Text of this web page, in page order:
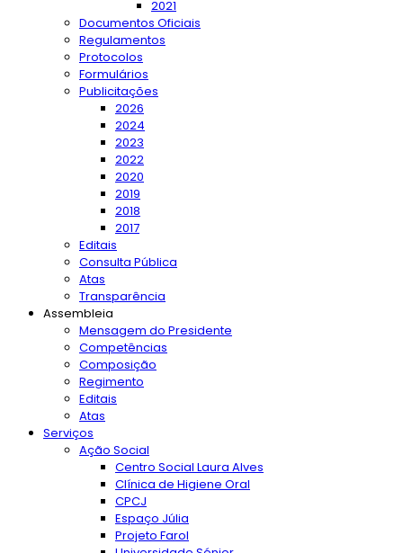
2021
Documentos Oficiais
Regulamentos
Protocolos
Formulários
Publicitações
2026
2024
2023
2022
2020
2019
2018
2017
Editais
Consulta Pública
Atas
Transparência
Assembleia
Mensagem do Presidente
Competências
Composição
Regimento
Editais
Atas
Serviços
Ação Social
Centro Social Laura Alves
Clínica de Higiene Oral
CPCJ
Espaço Júlia
Projeto Farol